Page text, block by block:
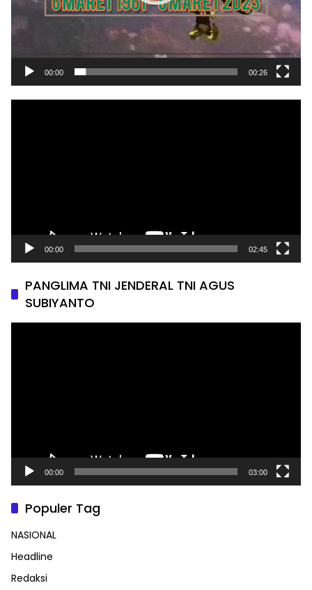
00:00 00:26
00:00 02:45
PANGLIMA TNI JENDERAL TNI AGUS
SUBIYANTO
00:00 03:00
Populer Tag
NASIONAL
Headline
Redaksi